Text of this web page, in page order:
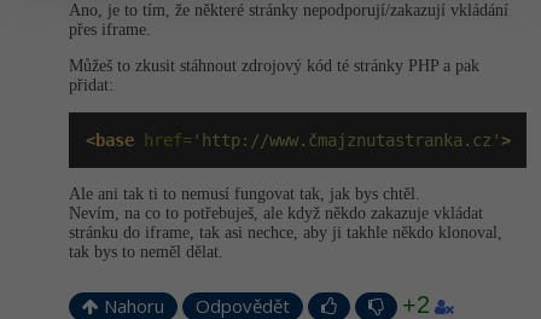
Ano, je to tím, že některé stránky nepodporují/za­kazují vkládání
přes iframe.
Můžeš to zkusit stáhnout zdrojový kód té stránky PHP a pak
přidat:
<base href= 'http://www.čmajznutastranka.cz'>
Ale ani tak ti to nemusí fungovat tak, jak bys chtěl.
Nevím, na co to potřebuješ, ale když někdo zakazuje vkládat
stránku do iframe, tak asi nechce, aby ji takhle někdo klonoval,
tak bys to neměl dělat.
Nahoru Odpovědět +2